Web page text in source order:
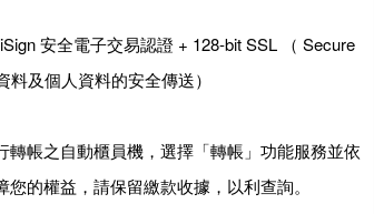
安全電子交易認證 + 128-bit SSL （ Secure
及個人資料的安全傳送）
帳之自動櫃員機，選擇「轉帳」功能服務並依
的權益，請保留繳款收據，以利查詢。